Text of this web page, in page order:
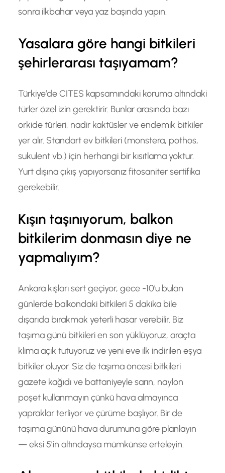
sonra ilkbahar veya yaz başında yapın.
Yasalara göre hangi bitkileri
şehirlerarası taşıyamam?
Türkiye’de CITES kapsamındaki koruma altındaki
türler özel izin gerektirir. Bunlar arasında bazı
orkide türleri, nadir kaktüsler ve endemik bitkiler
yer alır. Standart ev bitkileri (monstera, pothos,
sukulent vb.) için herhangi bir kısıtlama yoktur.
Yurt dışına çıkış yapıyorsanız fitosaniter sertifika
gerekebilir.
Kışın taşınıyorum, balkon
bitkilerim donmasın diye ne
yapmalıyım?
Ankara kışları sert geçiyor, gece -10’u bulan
günlerde balkondaki bitkileri 5 dakika bile
dışarıda bırakmak yeterli hasar verebilir. Biz
taşıma günü bitkileri en son yüklüyoruz, araçta
klima açık tutuyoruz ve yeni eve ilk indirilen eşya
bitkiler oluyor. Siz de taşıma öncesi bitkileri
gazete kağıdı ve battaniyeyle sarın, naylon
poşet kullanmayın çünkü hava almayınca
yapraklar terliyor ve çürüme başlıyor. Bir de
taşıma gününü hava durumuna göre planlayın
— eksi 5’in altındaysa mümkünse erteleyin.